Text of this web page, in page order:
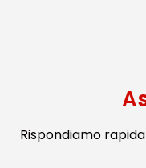
Rispondiamo